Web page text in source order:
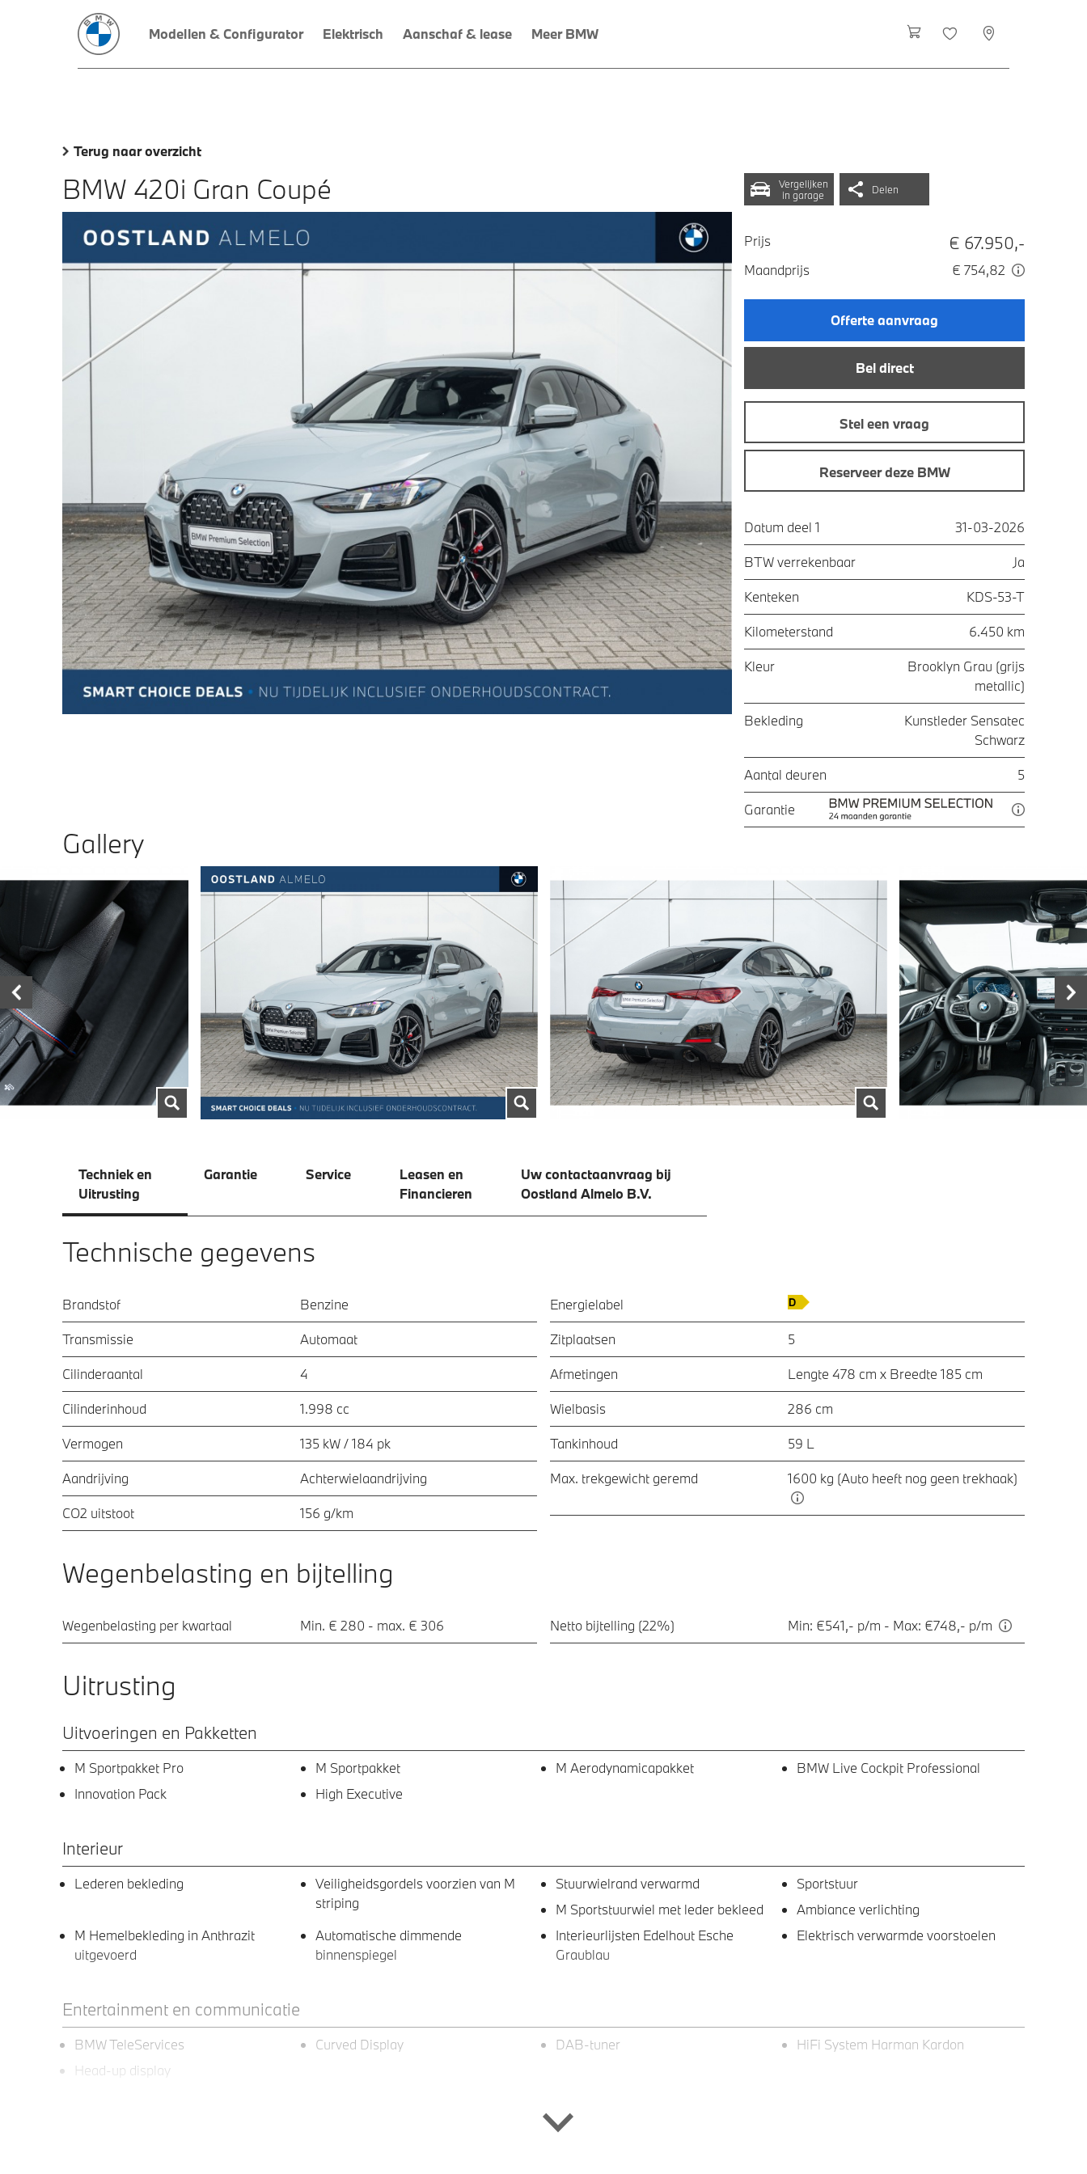
Modellen & Configurator Elektrisch Aanschaf & lease Meer BMW
Terug naar overzicht
BMW 420i Gran Coupé
Vergelijken
in garage
Delen
Prijs € 67.950,-
Maandprijs € 754,82
Offerte aanvraag
Bel direct
Stel een vraag
Reserveer deze BMW
Datum deel 1 31-03-2026
BTW verrekenbaar Ja
Kenteken KDS-53-T
Kilometerstand 6.450 km
Kleur
Brooklyn Grau (grijs
metallic)
Bekleding
Kunstleder Sensatec
Schwarz
Aantal deuren 5
Garantie
Gallery
Techniek en
Uitrusting
Garantie Service
Leasen en
Financieren
Uw contactaanvraag bij
Oostland Almelo B.V.
Technische gegevens
Brandstof Benzine
Transmissie Automaat
Cilinderaantal 4
Cilinderinhoud 1.998 cc
Vermogen 135 kW / 184 pk
Aandrijving Achterwielaandrijving
CO2 uitstoot 156 g/km
Energielabel
Zitplaatsen 5
Afmetingen Lengte 478 cm x Breedte 185 cm
Wielbasis 286 cm
Tankinhoud 59 L
Max. trekgewicht geremd 1600 kg (Auto heeft nog geen trekhaak)
Wegenbelasting en bijtelling
Wegenbelasting per kwartaal Min. € 280 - max. € 306 Netto bijtelling (22%) Min: €541,- p/m - Max: €748,- p/m
Uitrusting
Uitvoeringen en Pakketten
M Sportpakket Pro M Sportpakket M Aerodynamicapakket
BMW Live Cockpit Professional
Innovation Pack
High Executive
Interieur
Lederen bekleding
Veiligheidsgordels voorzien van M
striping
Stuurwielrand verwarmd
Sportstuur
M Sportstuurwiel met leder bekleed
Ambiance verlichting
M Hemelbekleding in Anthrazit
uitgevoerd
Automatische dimmende
binnenspiegel
Interieurlijsten Edelhout Esche
Graublau
Elektrisch verwarmde voorstoelen
Entertainment en communicatie
BMW TeleServices Curved Display DAB-tuner
HiFi System Harman Kardon
Head-up display